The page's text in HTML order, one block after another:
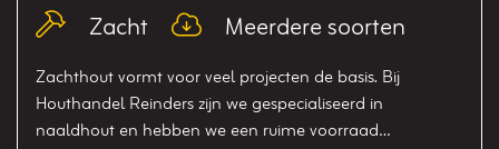
Blog_field_Type
Zacht Blog_field_Soort
Meerdere soorten
Zachthout vormt voor veel projecten de basis. Bij
Houthandel Reinders zijn we gespecialiseerd in
naaldhout en hebben we een ruime voorraad…